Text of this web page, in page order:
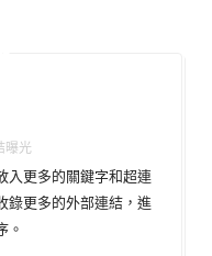
曝光
入更多的關鍵字和超連
錄更多的外部連結，進
。